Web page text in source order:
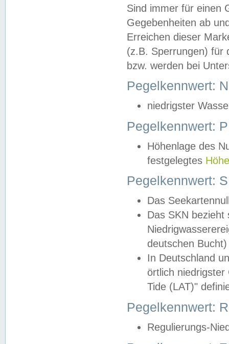
Sind immer für einen
Gegebenheiten ab
Erreichen dieser
(z.B. Sperrungen) für
bzw. werden bei
Pegelkennwert:
niedrigster
Pegelkennwert:
Höhenlage des
festgelegtes
Pegelkennwert:
Das
Das SKN
deutschen
In Deutschland
örtlich
Tide (LAT)"
Pegelkennwert:
Regulierungs-